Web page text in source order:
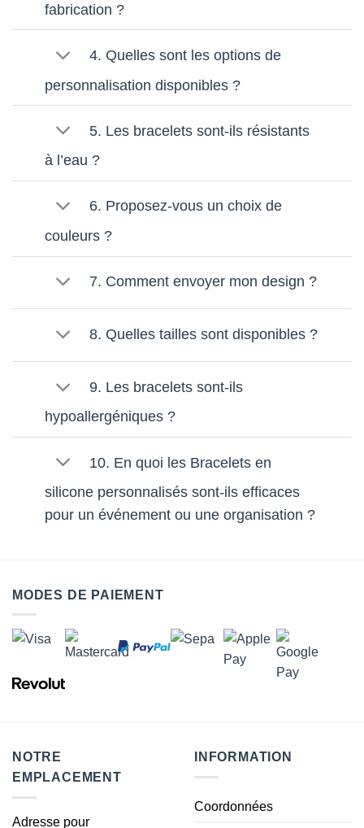
fabrication ?
4. Quelles sont les options de
personnalisation disponibles ?
5. Les bracelets sont-ils résistants
à l’eau ?
6. Proposez-vous un choix de
couleurs ?
7. Comment envoyer mon design ?
8. Quelles tailles sont disponibles ?
9. Les bracelets sont-ils
hypoallergéniques ?
10. En quoi les Bracelets en
silicone personnalisés sont-ils efficaces
pour un événement ou une organisation ?
MODES DE PAIEMENT
NOTRE
EMPLACEMENT
Adresse pour
INFORMATION
Coordonnées